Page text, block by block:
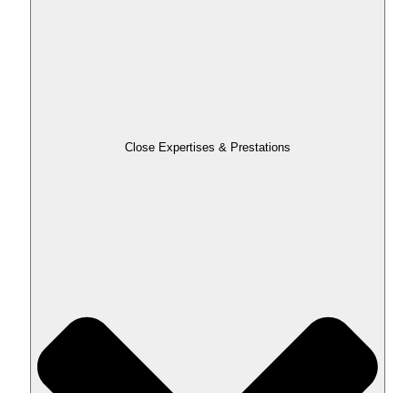
Close Expertises & Prestations